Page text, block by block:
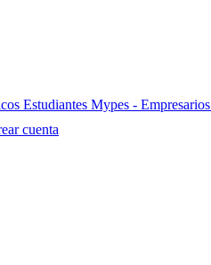
Estudiantes Mypes - Empresarios
cuenta